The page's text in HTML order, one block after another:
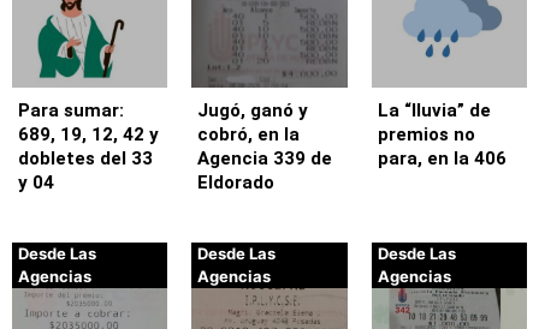
Para sumar:
689, 19, 12, 42 y
dobletes del 33
y 04
Jugó, ganó y
cobró, en la
Agencia 339 de
Eldorado
La “lluvia” de
premios no
para, en la 406
Desde Las
Agencias
Desde Las
Agencias
Desde Las
Agencias